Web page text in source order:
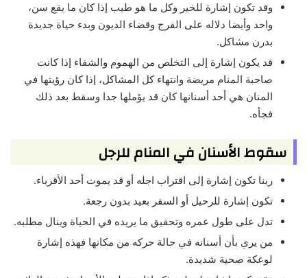
وقد تكون إشارة للخير وكل ما هو طيب إذا كان ما يقع سن،
واحد وأيضا دلاله على الفرج وقضاء الديون وبدء حياة جديدة
بدرن مشاكل.
قد يكون إشارة إلى التخلص من الهموم والشفاء إذا كانت
صاحبة المنام مريضة وانتهاء كل المشاكل، إذا كان رؤيتها في
المنان هي أحد أسنانها كان قد يؤملها جدا وسقط بعد ذلك
فجأه.
سقوط الأسنان في المنام للرجل
ربنا تكون إشارة إلى اقتراب اجله أو قد يموت أحد الأقرباء.
تكون إشارة للرحيل أو السفر بعيد بدون رجعة.
تدل على طول عمره وتحقيق ما يريده في الحياة وينال مطلبه.
من يري بأن أسنانه في حالة حركه من مكانها فهذه إشارة
لوعكة صحية شديدة.